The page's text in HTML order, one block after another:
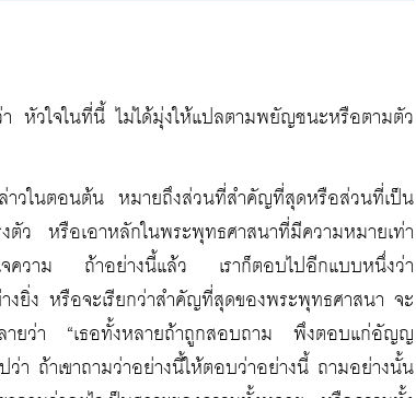
หัวใจในที่นี้ ไม่ได้มุ่งให้แปลตามพยัญชนะหรือตามตัว
าวในตอนต้น หมายถึงส่วนที่สำคัญที่สุดหรือส่วนที่เป็น
ตัว หรือเอาหลักในพระพุทธศาสนาที่มีความหมายเท่า
จความ ถ้าอย่างนี้แล้ว เราก็ตอบไปอีกแบบหนึ่งว่า
ยิ่ง หรือจะเรียกว่าสำคัญที่สุดของพระพุทธศาสนา จะ
ายว่า “เธอทั้งหลายถ้าถูกสอบถาม พึงตอบแก่อัญญ
า ถ้าเขาถามว่าอย่างนี้ให้ตอบว่าอย่างนี้ ถามอย่างนั้น